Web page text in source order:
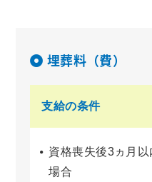
埋葬料（費）
支給の条件
資格喪失後3ヵ月
場合